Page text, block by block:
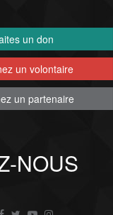
un don
un volontaire
un partenaire
NOUS